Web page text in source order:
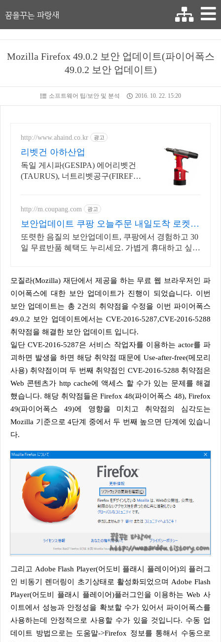
꿈을꾸는 파랑새
Mozilla Firefox 49.0.2 보안 업데이트(파이어폭스
49.0.2 보안 업데이트)
소프트웨어 팁/보안 및 분석 2016. 10. 22. 15:20
http://www.ahaind.co.kr 광고
리벳건 아하산업
독일 게시파(GESIPA) 에어리벳건
(TAURUS), 너트리벳공구(FIREFO
http://m.coupang.com 광고
보안업데이트 쿠팡 오늘주문 내일도착 로켓배
송
또렷한 음질의 보안업데이트, 쿠팡에서 경험하고 30
일 무료반품 혜택도 누리세요. 가볍게 휴대하고 싶다
모질라(Mozilla) 재단에서 제공을 하는 무료 웹 브라우저인 파
이어폭스에 대한 보안 업데이트가 진행이 되었습니다. 이번
보안 업데이트는 총 2건의 취약점을 수정을 이번 파이어폭스
49.0.2 보안 업데이트에서는 CVE-2016-5287,CVE-2016-5288
취약점을 해결한 보안 업데이트 입니다.
일단 CVE-2016-5287은 서비스 작업자를 이용하는 actor를 파
괴하면 발생을 하면 해당 취약점 때문에 Use-after-free(메모리
사용) 취약점이며 두 번째 취약점인 CVE-2016-5288 취약점은
Web 콘텐츠가 http cache에 액세스 할 수가 있는 문제를 해결
했습니다. 해당 취약점들은 Firefox 48(파이어폭스 48), Firefox
49(파이어폭스 49)에 영향을 미치고 취약점의 심각도는
Mozilla 기준으로 4단계 중에서 두 번째 높으면 단계에 있습니
다.
그리고 Adobe Flash Player(어도비 플래시 플레이어)의 플러그
인 비동기 렌더링이 초기상태로 활성화되었으며 Adobe Flash
Player(어도비 플래시 플레이어)플러그인을 이용하는 Web 사
이트에서 성능과 안정성을 확보할 수가 있어서 파이어폭스를
사용하는데 안정적으로 사용할 수가 있을 것입니다. 수동 업
데이트 방법으로는 도움말->Firefox 정보를 통해서 수동으로